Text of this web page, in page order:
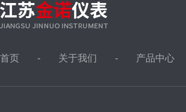
首页 关于我们 产品中心